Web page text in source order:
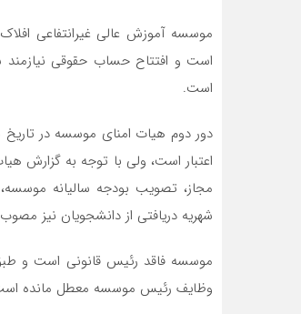
موسسه آموزش عالی غیرانتفاعی
است و افتتاح حساب حقوقی نیازمند
است.
اعتبار است، ولی با توجه به گزارش
مجاز، تصویب بودجه سالیانه
شهریه دریافتی از دانشجویان نیز
موسسه فاقد رئیس قانونی است و طبق
وظایف رئیس موسسه معطل مانده